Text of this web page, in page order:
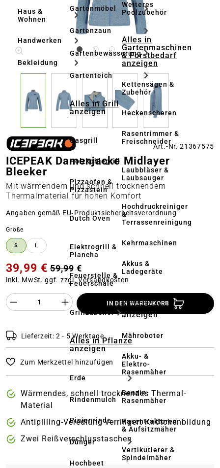
Haus &
Wohnen
Handwerken
Bekleidung
Gartenmöbel
Gartenzaun
Gartenbewässerung
Gartenteich
Alles in Grill
anzeigen
Gasgrill
Holzkohlegrill
Pizzaofen &
Pizzastein
Dutch Oven
Elektrogrill &
Plancha
Feuerstelle &
Feuerschale
Grillzubehör
Alles in Pflanze
anzeigen
Erde
Rindenmulch
Pinienrinde
Dünger
Hochbeet
Weiteres
Poolzubehör
Alles in
Gartenmaschinen
& Forstbedarf
anzeigen
Kettensägen &
Zubehör
Heckenscheren
Rasentrimmer &
Freischneider
Laubbläser &
Laubsauger
Hochdruckreiniger
&
Terrassenreinigung
Kehrmaschinen
Akkus &
Ladegeräte
Alles in
Rasenmäher
anzeigen
Mähroboter
Akku- &
Elektro-
Rasenmäher
Benzin-
Rasenmäher
Rasentraktoren
& Aufsitzmäher
Vertikutierer &
Spindelmäher
Art.-Nr. 21367575
ICEPEAK Damenjacke Midlayer
Bleeker
Mit wärmendem und schnell trocknendem
Thermalmaterial für hohen Komfort
Angaben gemäß EU‑Produktsicherheitsverordnung
Größe
S L
39,99 € 59,99 €
inkl. MwSt. ggf. zzgl.Versandkosten
Produkt Anzahl des Produktes
IN DEN WARENKORB
Lieferzeit: 2 - 5 Werktage
Zum Merkzettel hinzufügen
Wärmendes, schnell trocknendes Thermal-
Material
Antipilling-Veredlung verringert Knötchenbildung
Zwei Reißverschlusstaschen